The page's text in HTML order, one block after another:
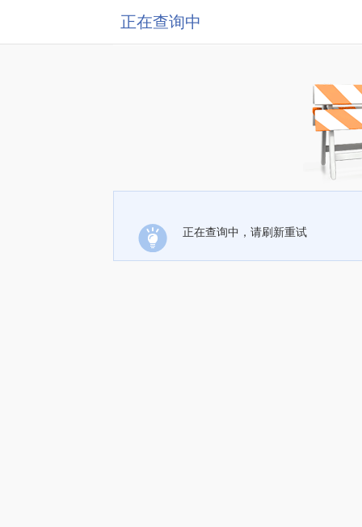
正在查询中
正在查询中，请刷新重试